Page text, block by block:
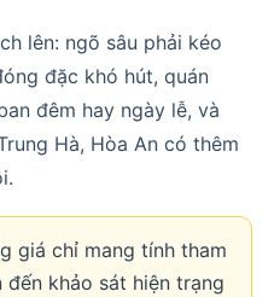
lên: ngõ sâu phải kéo
đặc khó hút, quán
đêm hay ngày lễ, và
Hà, Hòa An có thêm
giá chỉ mang tính tham
đến khảo sát hiện trạng